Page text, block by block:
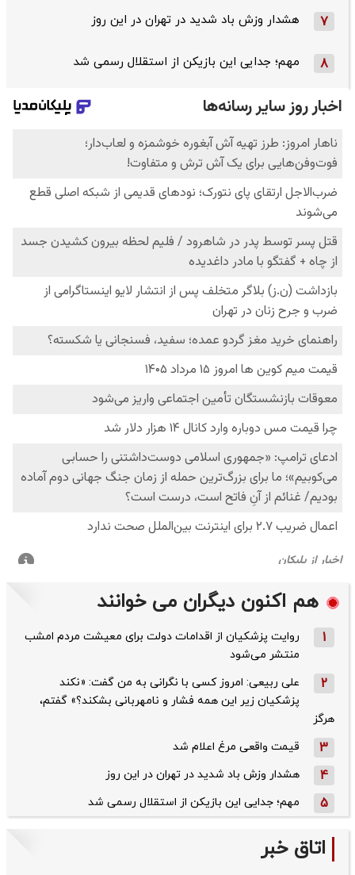
7 هشدار وزش باد شدید در تهران در این روز
8 مهم؛ جدایی این بازیکن از استقلال رسمی شد
هم اکنون دیگران می خوانند
1
روایت پزشکیان از اقدامات دولت برای معیشت مردم امشب
منتشر می‌شود
2
علی ربیعی: امروز کسی با نگرانی به من گفت: «نکند
پزشکیان زیر این همه فشار و نامهربانی بشکند؟» گفتم،
هرگز
3 قیمت واقعی مرغ اعلام شد
4 هشدار وزش باد شدید در تهران در این روز
5 مهم؛ جدایی این بازیکن از استقلال رسمی شد
اتاق خبر